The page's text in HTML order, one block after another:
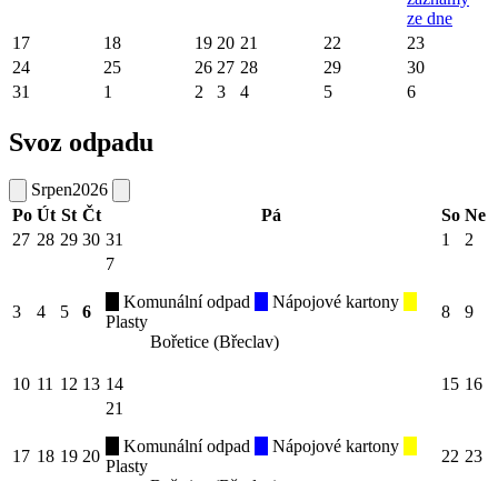
ze dne
17
18 19 20 21 22
23
24
25 26 27 28 29
30
31
1 2 3 4 5 6
Svoz odpadu
Srpen2026
Po Út St Čt Pá So Ne
27 28 29 30 31 1 2
3 4 5 6
7
Komunální odpad
Nápojové kartony
Plasty
Bořetice (Břeclav)
8 9
10 11 12 13 14 15 16
17 18 19 20
21
Komunální odpad
Nápojové kartony
Plasty
22 23